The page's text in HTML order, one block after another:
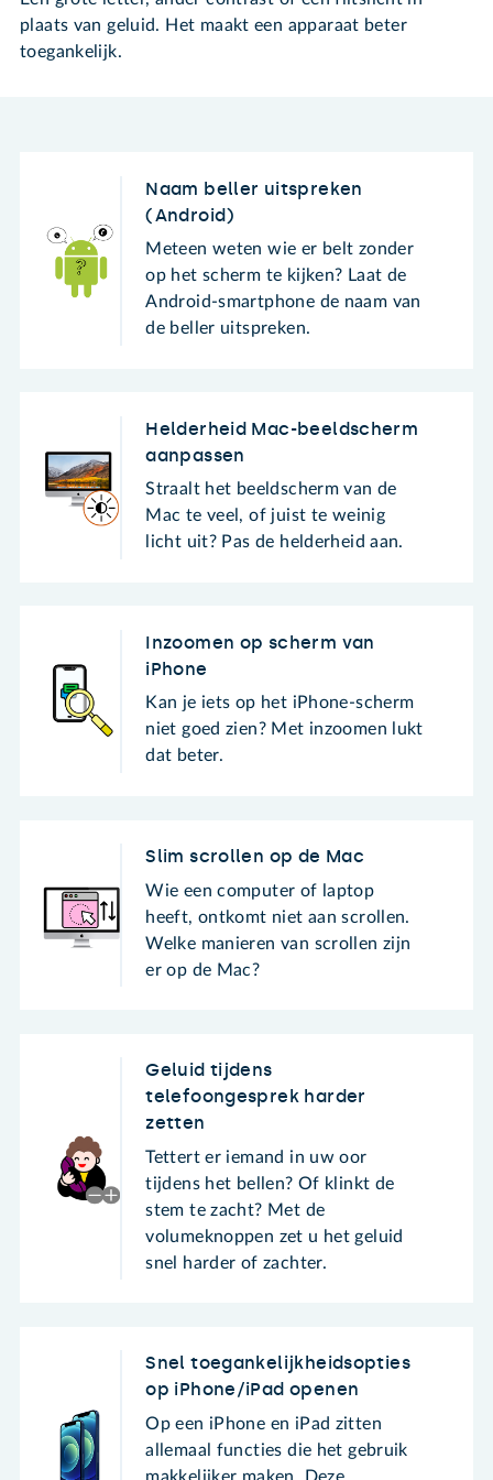
plaats van geluid. Het maakt een apparaat beter
toegankelijk.
Naam beller uitspreken
(Android)
Meteen weten wie er belt zonder
op het scherm te kijken? Laat de
Android-smartphone de naam van
de beller uitspreken.
Helderheid Mac-beeldscherm
aanpassen
Straalt het beeldscherm van de
Mac te veel, of juist te weinig
licht uit? Pas de helderheid aan.
Inzoomen op scherm van
iPhone
Kan je iets op het iPhone-scherm
niet goed zien? Met inzoomen lukt
dat beter.
Slim scrollen op de Mac
Wie een computer of laptop
heeft, ontkomt niet aan scrollen.
Welke manieren van scrollen zijn
er op de Mac?
Geluid tijdens
telefoongesprek harder
zetten
Tettert er iemand in uw oor
tijdens het bellen? Of klinkt de
stem te zacht? Met de
volumeknoppen zet u het geluid
snel harder of zachter.
Snel toegankelijkheidsopties
op iPhone/iPad openen
Op een iPhone en iPad zitten
allemaal functies die het gebruik